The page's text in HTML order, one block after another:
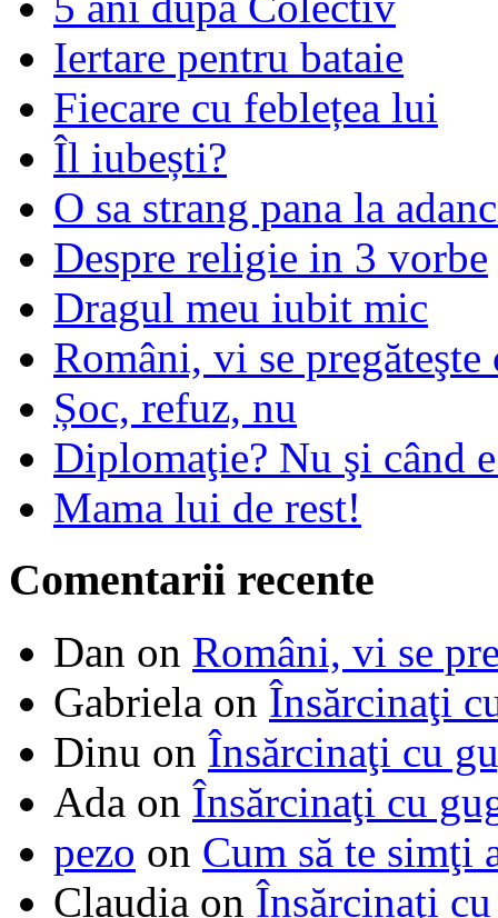
Iertare pentru bataie
Fiecare cu feblețea lui
Îl iubești?
O sa strang pana la
Despre religie in 3 vorbe
Dragul meu iubit mic
Români, vi se pregăteşte
Șoc, refuz, nu
Diplomaţie? Nu şi când
Mama lui de rest!
Comentarii recente
Dan on Români, vi se
Gabriela on Însărcinaţi
Dinu on Însărcinaţi cu
Ada on Însărcinaţi cu
pezo on Cum să te simţi
Claudia on Însărcinaţi